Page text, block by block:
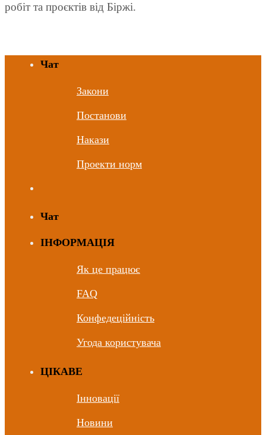
робіт та проєктів від Біржі.
Чат
Закони
Постанови
Накази
Проекти норм
Чат
ІНФОРМАЦІЯ
Як це працює
FAQ
Конфедеційність
Угода користувача
ЦIКАВЕ
Інновації
Новини